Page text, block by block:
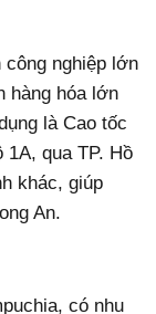
nghiệp lớn
hàng hóa lớn
là Cao tốc
1A, qua TP. Hồ
khác, giúp
An.
có nhu